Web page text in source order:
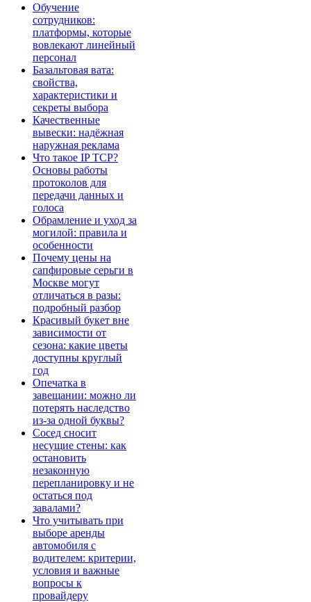
Обучение
сотрудников:
платформы, которые
вовлекают линейный
персонал
Базальтовая вата:
свойства,
характеристики и
секреты выбора
Качественные
вывески: надёжная
наружная реклама
Что такое IP TCP?
Основы работы
протоколов для
передачи данных и
голоса
Обрамление и уход за
могилой: правила и
особенности
Почему цены на
сапфировые серьги в
Москве могут
отличаться в разы:
подробный разбор
Красивый букет вне
зависимости от
сезона: какие цветы
доступны круглый
год
Опечатка в
завещании: можно ли
потерять наследство
из-за одной буквы?
Сосед сносит
несущие стены: как
остановить
незаконную
перепланировку и не
остаться под
завалами?
Что учитывать при
выборе аренды
автомобиля с
водителем: критерии,
условия и важные
вопросы к
провайдеру